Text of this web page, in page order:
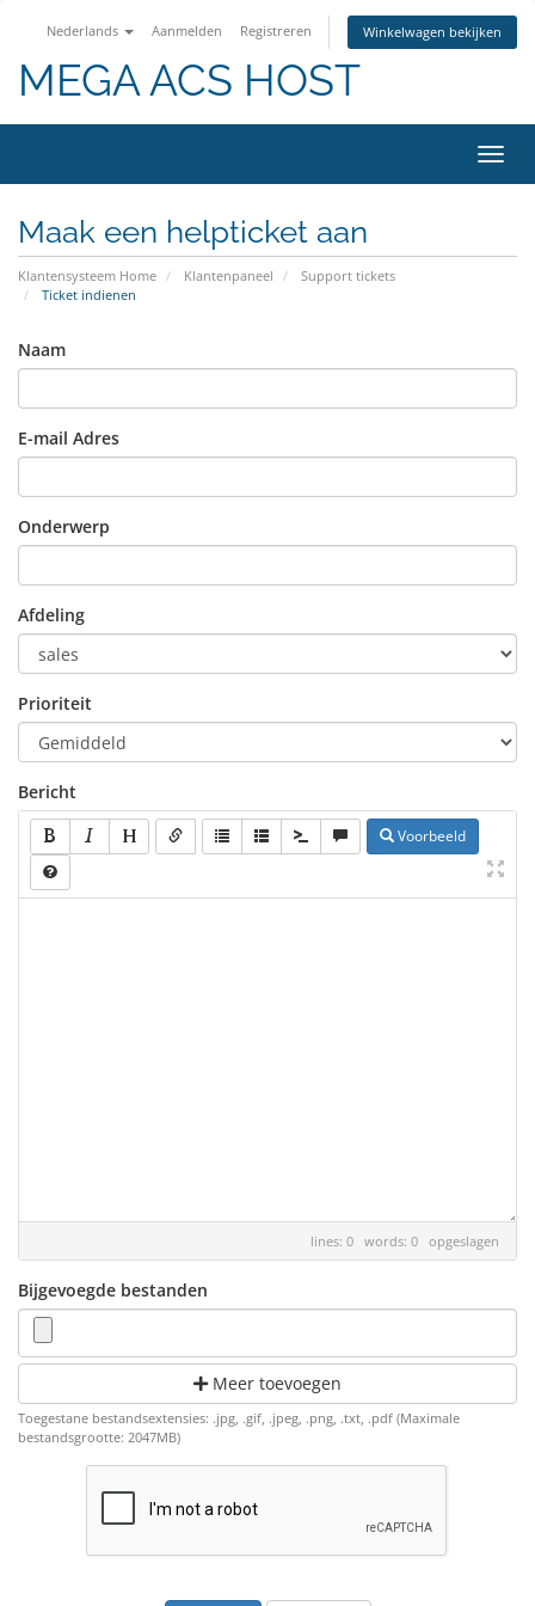
Nederlands Aanmelden Registreren Winkelwagen bekijken
MEGA ACS HOST
in-/
Maak een helpticket aan
Klantensysteem Home Klantenpaneel
Support tickets
Ticket indienen
Naam
E-mail Adres
Onderwerp
Afdeling
Prioriteit
Bericht
Voorbeeld
lines: 0 words: 0 opgeslagen
Bijgevoegde bestanden
Meer toevoegen
Toegestane bestandsextensies: .jpg, .gif, .jpeg, .png, .txt, .pdf (Maximale
bestandsgrootte: 2047MB)